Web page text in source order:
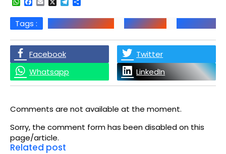
Tags : Cinta Kasih
Facebook
Twitter
Whatsapp
LinkedIn
Comments are not available at the moment.
Sorry, the comment form has been disabled on this
page/article.
Related post